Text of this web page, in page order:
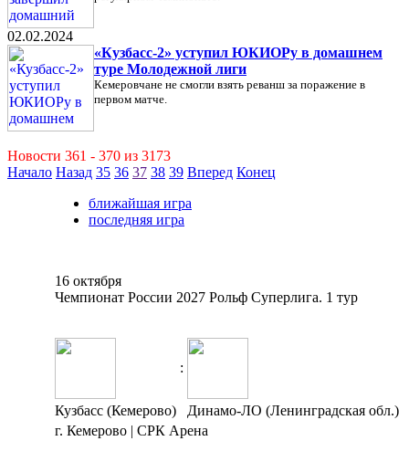
02.02.2024
«Кузбасс-2» уступил ЮКИОРу в домашнем
туре Молодежной лиги
Кемеровчане не смогли взять реванш за поражение в
первом матче.
Новости 361 - 370 из 3173
Начало Назад 35 36 37 38 39 Вперед Конец
ближайшая игра
последняя игра
16 октября
Чемпионат России 2027 Рольф Суперлига. 1 тур
:
Кузбасс (Кемерово)
Динамо-ЛО (Ленинградская обл.)
г. Кемерово | СРК Арена